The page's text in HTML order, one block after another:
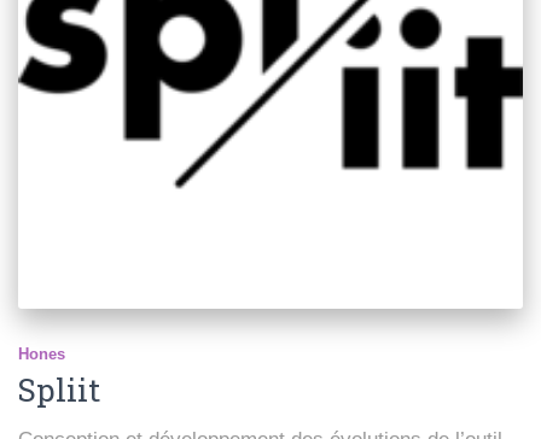
Hones
Spliit